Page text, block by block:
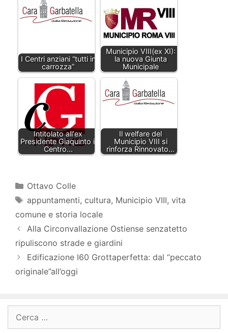
I Centri anziani “tutti in
carrozza”
Municipio VIII(ex XI):
la nuova Giunta
Municipale
Intitolato all'ex
Presidente Giaquinto il
Centro…
Il welfare del
Municipio VIII si
rinforza Rinnovato…
Categorie
Ottavo Colle
Tag
appuntamenti, cultura, Municipio VIII, vita
comune e storia locale
Alla Circonvallazione Ostiense senzatetto
ripuliscono strade e giardini
Edificazione I60 Grottaperfetta: dal “peccato
originale”all’oggi
per: